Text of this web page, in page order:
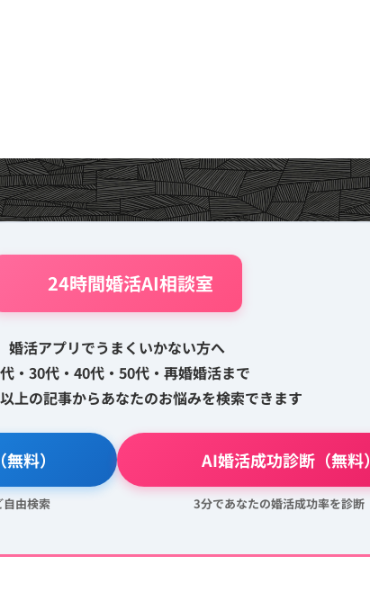
🤖 24時間婚活AI相談室
婚活アプリでうまくいかない方へ
・30代・40代・50代・再婚婚活まで
上の記事からあなたのお悩みを検索できます
料）
自由検索
💖 AI婚活成功診断（無料）
3分であなたの婚活成功率を診断